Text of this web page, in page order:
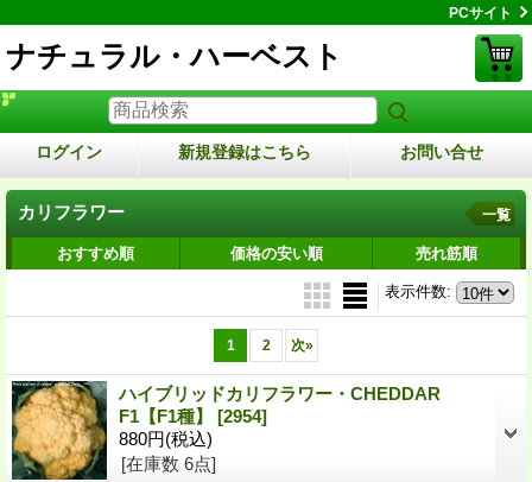
PCサイト
ナチュラル・ハーベスト
ログイン 新規登録はこちら お問い合せ
カリフラワー 一覧
おすすめ順 価格の安い順 売れ筋順
表示件数:
1 2 次»
ハイブリッドカリフラワー・CHEDDAR
F1【F1種】 [2954]
880円(税込)
[在庫数 6点]